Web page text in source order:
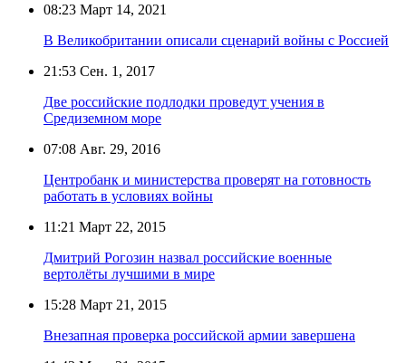
08:23 Март 14, 2021
В Великобритании описали сценарий войны с Россией
21:53 Сен. 1, 2017
Две российские подлодки проведут учения в
Средиземном море
07:08 Авг. 29, 2016
Центробанк и министерства проверят на готовность
работать в условиях войны
11:21 Март 22, 2015
Дмитрий Рогозин назвал российские военные
вертолёты лучшими в мире
15:28 Март 21, 2015
Внезапная проверка российской армии завершена